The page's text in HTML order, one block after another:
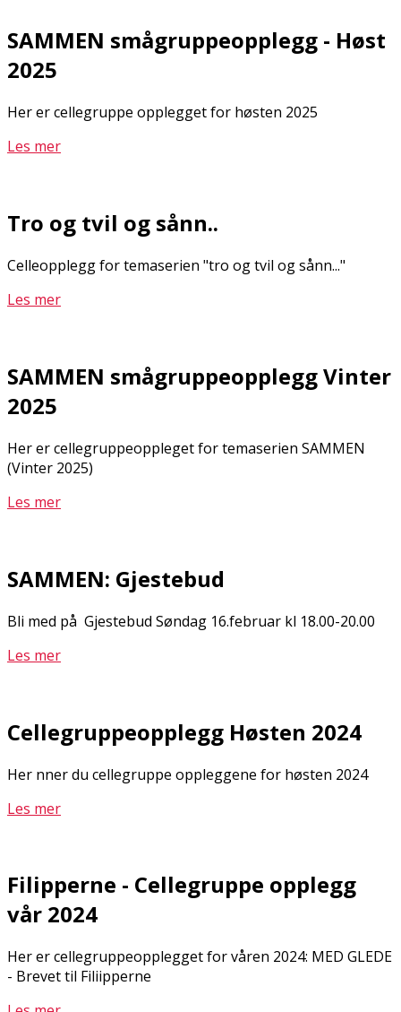
SAMMEN smågruppeopplegg - Høst
2025
Her er cellegruppe opplegget for høsten 2025
Les mer
Tro og tvil og sånn..
Celleopplegg for temaserien "tro og tvil og sånn..."
Les mer
SAMMEN smågruppeopplegg Vinter
2025
Her er cellegruppeoppleget for temaserien SAMMEN
(Vinter 2025)
Les mer
SAMMEN: Gjestebud
Bli med på Gjestebud Søndag 16.februar kl 18.00-20.00
Les mer
Cellegruppeopplegg Høsten 2024
Her finner du cellegruppe oppleggene for høsten 2024
Les mer
Filipperne - Cellegruppe opplegg
vår 2024
Her er cellegruppeopplegget for våren 2024: MED GLEDE
- Brevet til Filiipperne